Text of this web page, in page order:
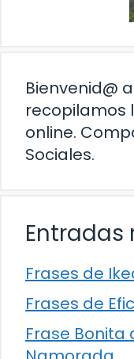
Bienvenid@
recopilamos
online.
Sociales.
Entradas
Frases de
Frases de
Frase Bonita